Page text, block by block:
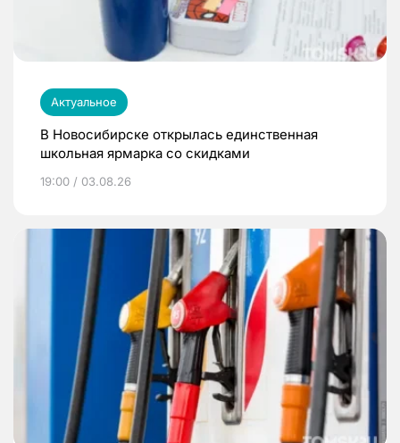
Актуальное
В Новосибирске открылась единственная
школьная ярмарка со скидками
19:00 / 03.08.26